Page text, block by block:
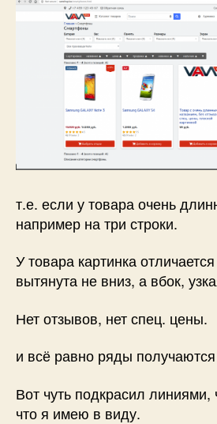
т.е. если у товара очень
например на три строки.
У товара картинка
вытянута не вниз, а вбок,
Нет отзывов, нет спец. цены.
и всё равно ряды
Вот чуть подкрасил
что я имею в виду.